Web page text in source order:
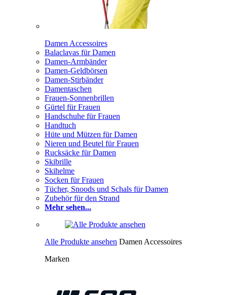
Damen Accessoires
Balaclavas für Damen
Damen-Armbänder
Damen-Geldbörsen
Damen-Stirbänder
Damentaschen
Frauen-Sonnenbrillen
Gürtel für Frauen
Handschuhe für Frauen
Handtuch
Hüte und Mützen für Damen
Nieren und Beutel für Frauen
Rucksäcke für Damen
Skibrille
Skihelme
Socken für Frauen
Tücher, Snoods und Schals für Damen
Zubehör für den Strand
Mehr sehen...
Alle Produkte ansehen Damen Accessoires
Marken